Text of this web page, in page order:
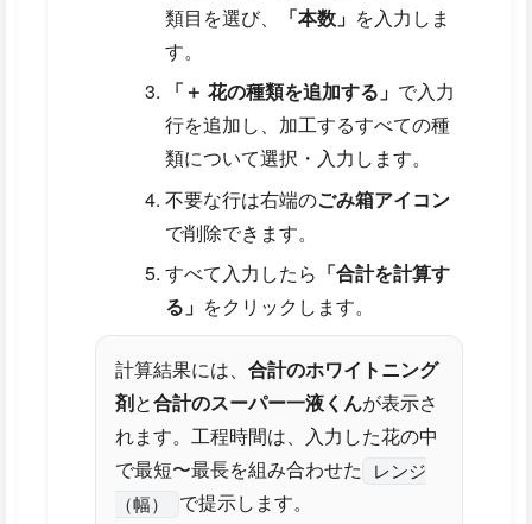
類目を選び、
「本数」 を入力しま
す。
「＋ 花の種類を追加する」 で入力
行を追加し、加工するすべての種
類について選択・入力します。
不要な行は右端のごみ箱アイコン
で削除できます。
すべて入力したら 「合計を計算す
る」 をクリックします。
計算結果には、 合計のホワイトニング
剤と合計のスーパー一液くんが表示さ
れます。工程時間は、入力した花の中
で最短〜最長を組み合わせた
レンジ
（幅）
で提示します。